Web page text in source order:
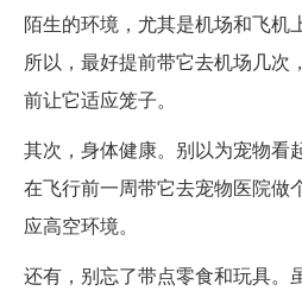
陌生的环境，尤其是机场和飞机
所以，最好提前带它去机场几次
前让它适应笼子。
其次，身体健康。别以为宠物看
在飞行前一周带它去宠物医院做
应高空环境。
还有，别忘了带点零食和玩具。